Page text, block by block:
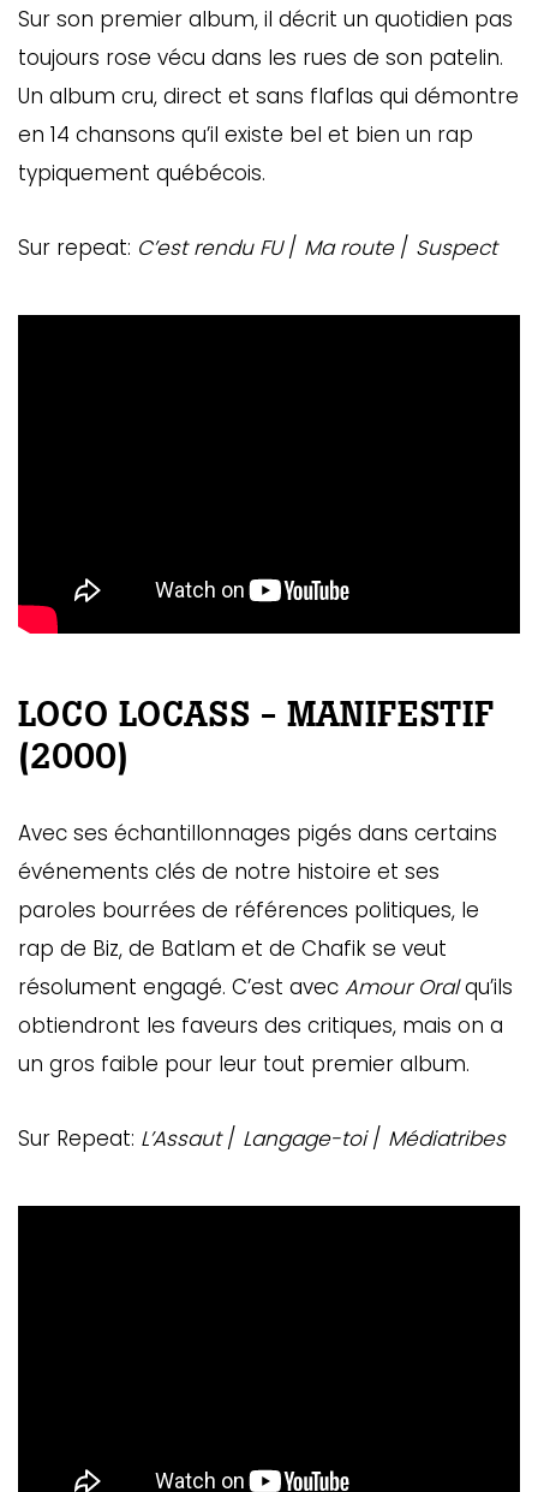
Sur son premier album, il décrit un quotidien pas
toujours rose vécu dans les rues de son patelin.
Un album cru, direct et sans flaflas qui démontre
en 14 chansons qu’il existe bel et bien un rap
typiquement québécois.
Sur repeat: C’est rendu FU/ Ma route/ Suspect
LOCO LOCASS - MANIFESTIF
(2000)
Avec ses échantillonnages pigés dans certains
événements clés de notre histoire et ses
paroles bourrées de références politiques, le
rap de Biz, de Batlam et de Chafik se veut
résolument engagé. C’est avec Amour Oralqu’ils
obtiendront les faveurs des critiques, mais on a
un gros faible pour leur tout premier album.
Sur Repeat: L’Assaut/ Langage-toi/ Médiatribes